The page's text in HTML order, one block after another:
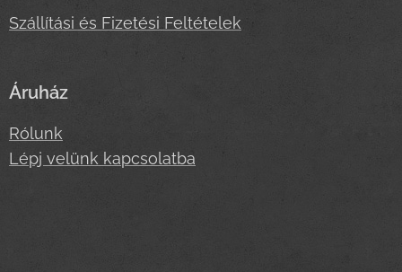
Szállítási és Fizetési Feltételek
Áruház
Rólunk
Lépj velünk kapcsolatba